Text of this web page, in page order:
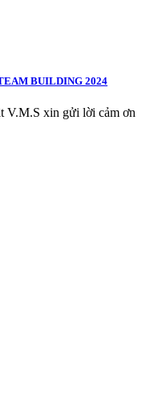
BUILDING 2024
V.M.S xin gửi lời cảm ơn